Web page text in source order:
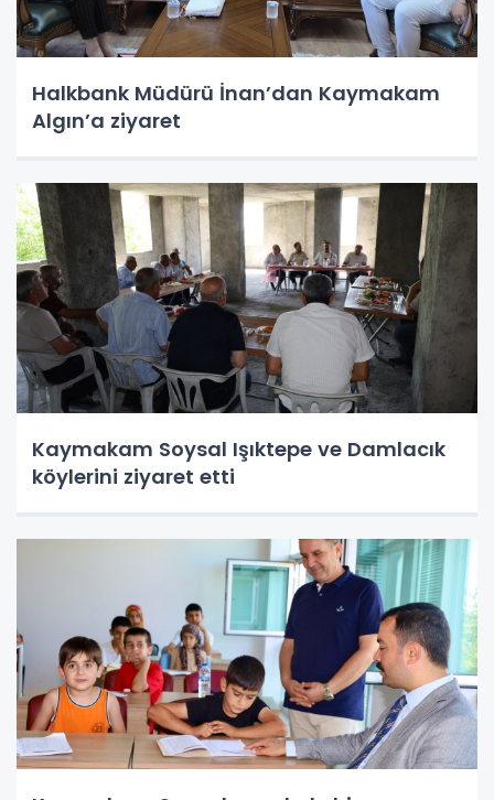
Halkbank Müdürü İnan’dan Kaymakam
Algın’a ziyaret
Kaymakam Soysal Işıktepe ve Damlacık
köylerini ziyaret etti